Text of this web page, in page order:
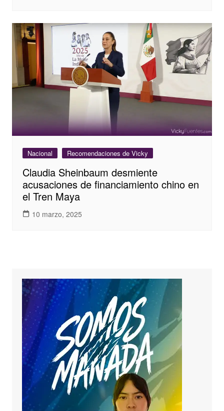
Nacional Recomendaciones de Vicky
Claudia Sheinbaum desmiente
acusaciones de financiamiento chino en
el Tren Maya
10 marzo, 2025